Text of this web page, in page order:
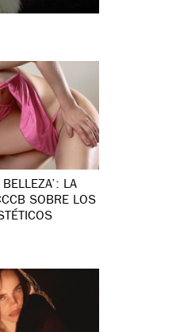
LA
SOBRE LOS